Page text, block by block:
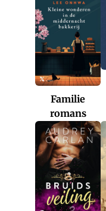
Familie
romans